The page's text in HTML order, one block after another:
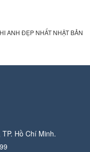
ANH ĐẸP NHẤT NHẬT BẢN
Hồ Chí Minh.